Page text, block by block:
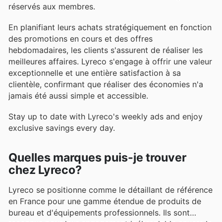
réservés aux membres.
En planifiant leurs achats stratégiquement en fonction
des promotions en cours et des offres
hebdomadaires, les clients s'assurent de réaliser les
meilleures affaires. Lyreco s'engage à offrir une valeur
exceptionnelle et une entière satisfaction à sa
clientèle, confirmant que réaliser des économies n'a
jamais été aussi simple et accessible.
Stay up to date with Lyreco's weekly ads and enjoy
exclusive savings every day.
Quelles marques puis-je trouver
chez Lyreco?
Lyreco se positionne comme le détaillant de référence
en France pour une gamme étendue de produits de
bureau et d'équipements professionnels. Ils sont